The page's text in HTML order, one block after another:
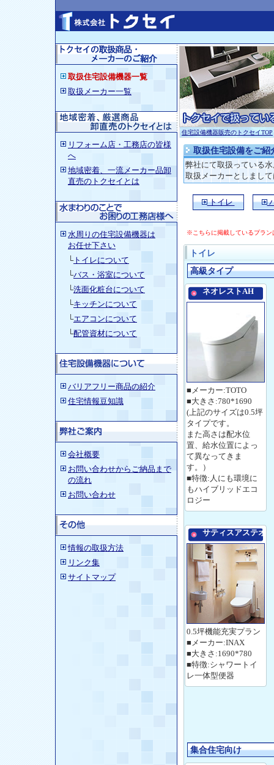
取扱住宅設備機器一覧
取扱メーカー一覧
リフォーム店・工務店の皆様
へ
地域密着、一流メーカー品卸
直売のトクセイとは
水周りの住宅設備機器は
お任せ下さい
└トイレについて
└バス・浴室について
└洗面化粧台について
└キッチンについて
└エアコンについて
└配管資材について
バリアフリー商品の紹介
住宅情報豆知識
会社概要
お問い合わせからご納品まで
の流れ
お問い合わせ
情報の取扱方法
リンク集
サイトマップ
住宅設備機器販売のトクセイTOP
取扱住宅設備をご紹
弊社にて取扱っている
取扱メーカーとしまし
トイレ
※こちらに掲載しているプラン
トイレ
高級タイプ
ネオレストAH
■メーカー:TOTO
■大きさ:780*1690
(上記のサイズは0.5坪
タイプです。
また高さは配水位
置、給水位置によっ
て異なってきま
す。）
■特徴:人にも環境に
もハイブリッドエコ
ロジー
サティスアステオ
0.5坪機能充実プラン
■メーカー:INAX
■大きさ:1690*780
■特徴:シャワートイ
レ一体型便器
集合住宅向け